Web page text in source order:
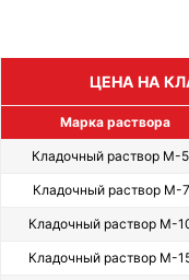
ЦЕНА НА
Марка раствора
Кладочный раствор М-
Кладочный раствор М-
Кладочный раствор М-
Кладочный раствор М-